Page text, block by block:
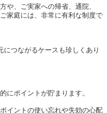
や、ご実家への帰省、通院、
家庭には、非常に有利な制度で
つながるケースも珍しくあり
にポイントが貯まります。
イントの使い忘れや失効の心配